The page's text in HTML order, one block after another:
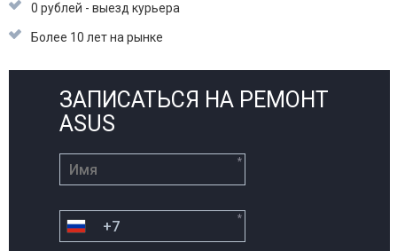
0 рублей - выезд курьера
Более 10 лет на рынке
ЗАПИСАТЬСЯ НА РЕМОНТ
ASUS
*
*